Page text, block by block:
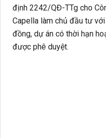
định 2242/QĐ-TTg cho
Capella làm chủ đầu tư
đồng, dự án có thời hạn
được phê duyệt.